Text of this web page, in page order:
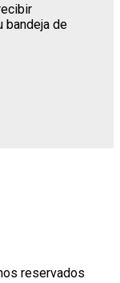
bandeja de
reservados